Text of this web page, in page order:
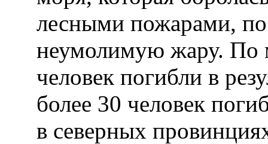
лесными пожарами,
неумолимую жару. По
человек погибли в
более 30 человек
в северных